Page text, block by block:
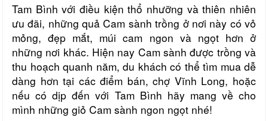
Tam Bình với điều kiện thổ nhưỡng và thiên nhiên
ưu đãi, những quả Cam sành trồng ở nơi này có vỏ
mỏng, đẹp mắt, múi cam ngon và ngọt hơn ở
những nơi khác. Hiện nay Cam sành được trồng và
thu hoạch quanh năm, du khách có thể tìm mua dễ
dàng hơn tại các điểm bán, chợ Vĩnh Long, hoặc
nếu có dịp đến với Tam Bình hãy mang về cho
mình những giỏ Cam sành ngon ngọt nhé!